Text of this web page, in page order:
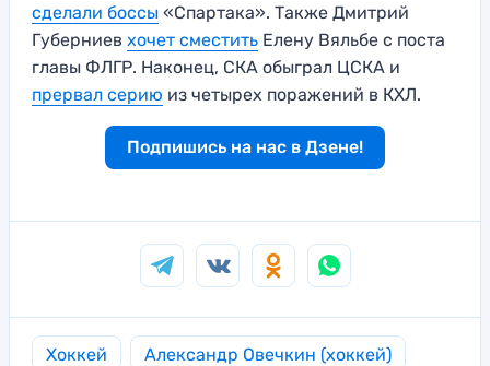
сделали боссы «Спартака». Также Дмитрий
Губерниев хочет сместить Елену Вяльбе с поста
главы ФЛГР. Наконец, СКА обыграл ЦСКА и
прервал серию из четырех поражений в КХЛ.
Подпишись на нас в Дзене!
Хоккей Александр Овечкин (хоккей)